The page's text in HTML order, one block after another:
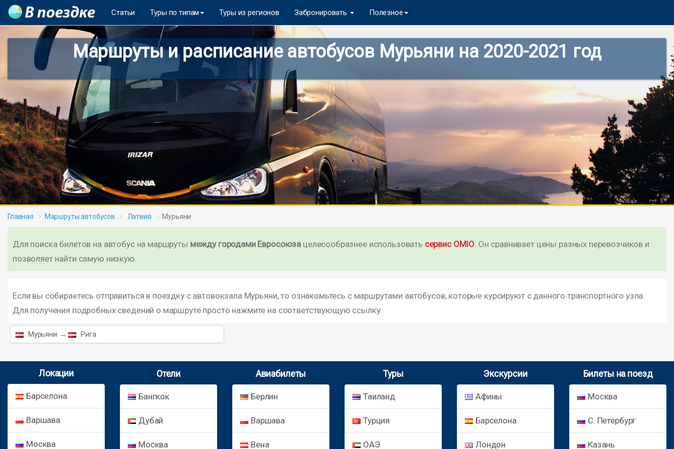
Статьи Туры по типам Туры из регионов Забронировать Полезное
Маршруты и расписание автобусов Мурьяни на 2020-2021 год
Главная Маршруты автобусов Латвия Мурьяни
Для поиска билетов на автобус на маршруты между городами Евросоюза целесообразнее использовать сервис OMIO. Он сравнивает цены разных перевозчиков и
позволяет найти самую низкую.
Если вы собираетесь отправиться в поездку с автовокзала Мурьяни, то ознакомьтесь с маршрутами автобусов, которые курсируют с данного транспортного узла.
Для получения подробных сведений о маршруте просто нажмите на соответствующую ссылку.
Мурьяни → Рига
Локации
Барселона
Варшава
Москва
Отели
Бангкок
Дубай
Москва
Авиабилеты
Берлин
Варшава
Вена
Туры
Таиланд
Турция
ОАЭ
Экскурсии
Афины
Барселона
Лондон
Билеты на поезд
Москва
С. Петербург
Казань